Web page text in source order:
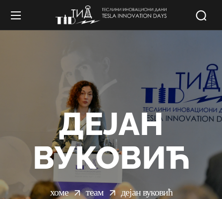
ДЕЈАН
ВУКОВИЋ
хоме теам дејан вуковић